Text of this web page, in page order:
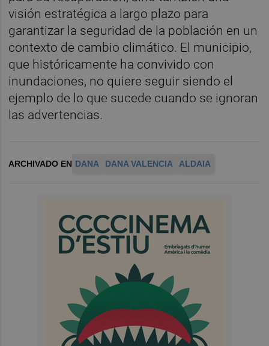
visión estratégica a largo plazo para
garantizar la seguridad de la población en un
contexto de cambio climático. El municipio,
que históricamente ha convivido con
inundaciones, no quiere seguir siendo el
ejemplo de lo que sucede cuando se ignoran
las advertencias.
ARCHIVADO EN DANA DANA VALENCIA ALDAIA